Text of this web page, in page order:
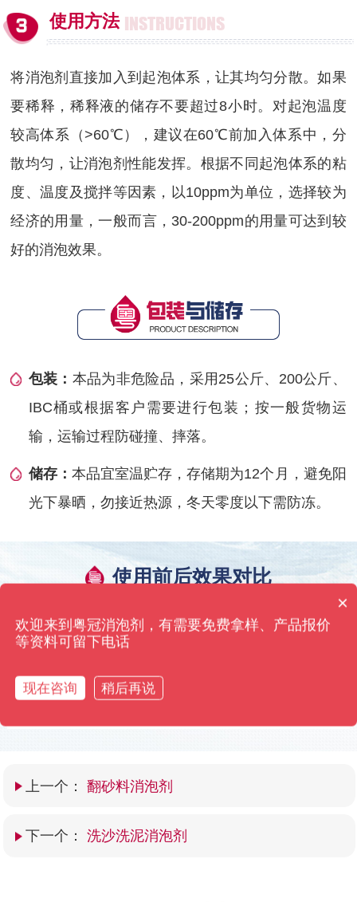
使用方法 INSTRUCTIONS
将消泡剂直接加入到起泡体系，让其均匀分散。如果
要稀释，稀释液的储存不要超过8小时。对起泡温度
较高体系（>60℃），建议在60℃前加入体系中，分
散均匀，让消泡剂性能发挥。根据不同起泡体系的粘
度、温度及搅拌等因素，以10ppm为单位，选择较为
经济的用量，一般而言，30-200ppm的用量可达到较
好的消泡效果。
包装： 本品为非危险品，采用25公斤、200公斤、
IBC桶或根据客户需要进行包装；按一般货物运
输，运输过程防碰撞、摔落。
储存： 本品宜室温贮存，存储期为12个月，避免阳
光下暴晒，勿接近热源，冬天零度以下需防冻。
使用前后效果对比
上一个： 翻砂料消泡剂
下一个： 洗沙洗泥消泡剂
你们是怎么收费的呢？
×
欢迎来到粤冠消泡剂，有需要免费拿样、产品报价
等资料可留下电话
现在咨询 稍后再说